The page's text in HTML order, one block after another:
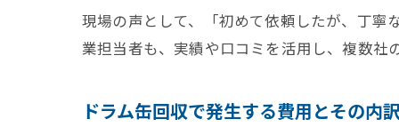
現場の声として、「初めて依頼したが、丁寧
業担当者も、実績や口コミを活用し、複数社
ドラム缶回収で発生する費用とその内